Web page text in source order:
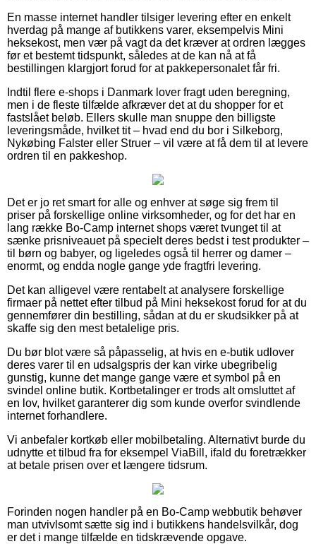
En masse internet handler tilsiger levering efter en enkelt
hverdag på mange af butikkens varer, eksempelvis Mini
heksekost, men vær på vagt da det kræver at ordren lægges
før et bestemt tidspunkt, således at de kan nå at få
bestillingen klargjort forud for at pakkepersonalet får fri.
Indtil flere e-shops i Danmark lover fragt uden beregning,
men i de fleste tilfælde afkræver det at du shopper for et
fastslået beløb. Ellers skulle man snuppe den billigste
leveringsmåde, hvilket tit – hvad end du bor i Silkeborg,
Nykøbing Falster eller Struer – vil være at få dem til at levere
ordren til en pakkeshop.
Det er jo ret smart for alle og enhver at søge sig frem til
priser på forskellige online virksomheder, og for det har en
lang række Bo-Camp internet shops været tvunget til at
sænke prisniveauet på specielt deres bedst i test produkter –
til børn og babyer, og ligeledes også til herrer og damer –
enormt, og endda nogle gange yde fragtfri levering.
Det kan alligevel være rentabelt at analysere forskellige
firmaer på nettet efter tilbud på Mini heksekost forud for at du
gennemfører din bestilling, sådan at du er skudsikker på at
skaffe sig den mest betalelige pris.
Du bør blot være så påpasselig, at hvis en e-butik udlover
deres varer til en udsalgspris der kan virke ubegribelig
gunstig, kunne det mange gange være et symbol på en
svindel online butik. Kortbetalinger er trods alt omsluttet af
en lov, hvilket garanterer dig som kunde overfor svindlende
internet forhandlere.
Vi anbefaler kortkøb eller mobilbetaling. Alternativt burde du
udnytte et tilbud fra for eksempel ViaBill, ifald du foretrækker
at betale prisen over et længere tidsrum.
Forinden nogen handler på en Bo-Camp webbutik behøver
man utvivlsomt sætte sig ind i butikkens handelsvilkår, dog
er det i mange tilfælde en tidskrævende opgave.